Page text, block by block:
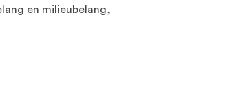
en milieubelang,